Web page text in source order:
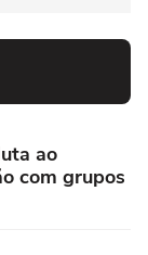
ao
com grupos